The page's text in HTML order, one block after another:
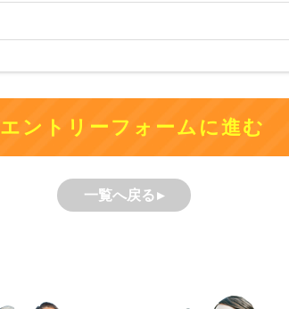
エントリーフォームに進む
一覧へ戻る